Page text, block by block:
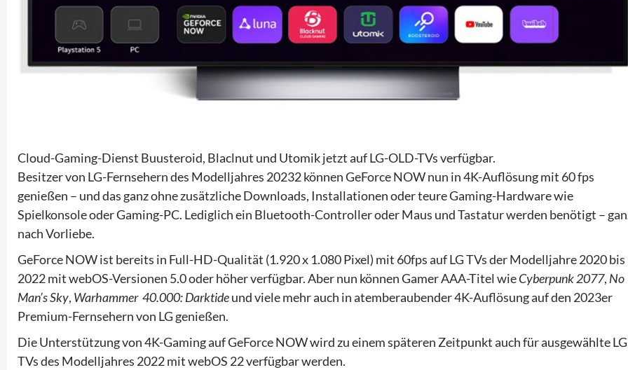
Cloud-Gaming-Dienst Buusteroid, Blaclnut und Utomik jetzt auf LG-OLD-TVs verfügbar.
Besitzer von LG-Fernsehern des Modelljahres 20232 können GeForce NOW nun in 4K-Auflösung mit 60 fps
genießen – und das ganz ohne zusätzliche Downloads, Installationen oder teure Gaming-Hardware wie
Spielkonsole oder Gaming-PC. Lediglich ein Bluetooth-Controller oder Maus und Tastatur werden benötigt –
nach Vorliebe.
GeForce NOW ist bereits in Full-HD-Qualität (1.920 x 1.080 Pixel) mit 60fps auf LG TVs der Modelljahre 2020 bis
2022 mit webOS-Versionen 5.0 oder höher verfügbar. Aber nun können Gamer AAA-Titel wieCyberpunk 2077, No
Man’s Sky, Warhammer 40.000: Darktideund viele mehr auch in atemberaubender 4K-Auflösung auf den 2023er
Premium-Fernsehern von LG genießen.
Die Unterstützung von 4K-Gaming auf GeForce NOW wird zu einem späteren Zeitpunkt auch für ausgewählte LG
TVs des Modelljahres 2022 mit webOS 22 verfügbar werden.